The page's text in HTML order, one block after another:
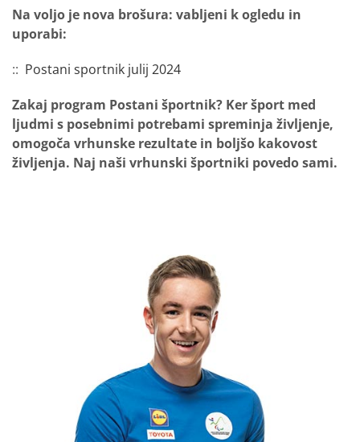
Na voljo je nova brošura: vabljeni k ogledu in
uporabi:
:: Postani sportnik julij 2024
Zakaj program Postani športnik? Ker šport med
ljudmi s posebnimi potrebami spreminja življenje,
omogoča vrhunske rezultate in boljšo kakovost
življenja. Naj naši vrhunski športniki povedo sami.